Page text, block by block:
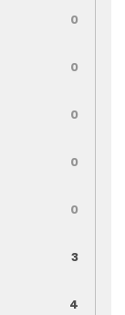
0
0
0
0
0
3
4